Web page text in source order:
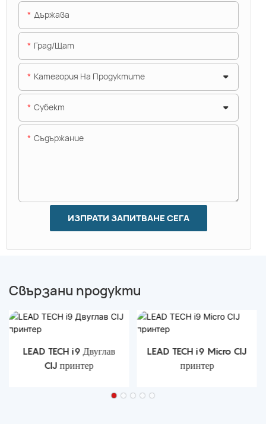
Държава
Град/щат
Категория На Продуктите
Субект
Съдържание
ИЗПРАТИ ЗАПИТВАНЕ СЕГА
Свързани продукти
LEAD TECH i9 Двуглав
CIJ принтер
LEAD TECH i9 Micro CIJ
принтер